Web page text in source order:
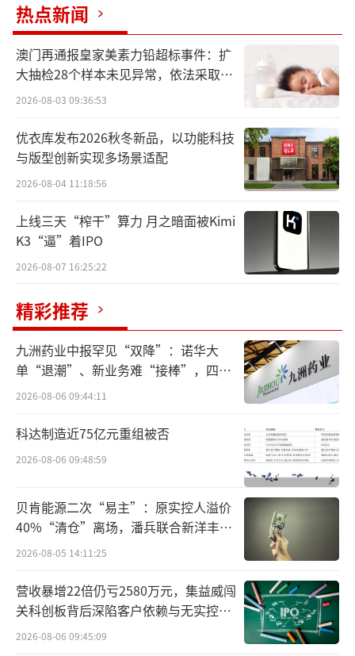
搭上无人驾驶快车，
0%
早在1992年即登陆A股的沪上老字号公司
大众交通，自2014年7月至2015年6月的大牛市
后，一度无过多出彩表现。
不过，从7月5日开始，大众交通二级市场
股价由2.76元一路“飙涨”。截至7月30日，公
司报收10.2元，短短18个交易日内实现270%的
涨幅，总市值回升至241.1亿元。
则《股票交易风险提示公告》、5则《股票交易
异常波动的公告》、2则《股票交易严重异常波
动的公告》，这均未能“阻止”股价上涨。
那么，为何大众交通股价会产生如此异
动？资料显示，大众交通麾下拥有网约车平
台“大众出行”，公司同样系上海首家获网约
车平台资质的企业。基于此，公司一定程度上
受益于近期火热的智能网约车概念。
据悉，近期多组有关智能网约车的消息轮
番发酵。先是在7月初，百度旗下“萝卜快
跑”无人驾驶网约车被曝在武汉地区接单量大
增；单车日均订单量超20单，单车日均行驶里
程约为300公里。
热点新闻
澳门再通报皇家美素力铅超标事件：扩
大抽检28个样本未见异常，依法采取预
防性下架
2026-08-03 09:36:53
优衣库发布2026秋冬新品，以功能科技
与版型创新实现多场景适配
2026-08-04 11:18:56
上线三天“榨干”算力 月之暗面被Kimi
K3“逼”着IPO
2026-08-07 16:25:22
精彩推荐
九洲药业中报罕见“双降”：诺华大
单“退潮”、新业务难“接棒”，四大
难关待闯
2026-08-06 09:44:11
科达制造近75亿元重组被否
2026-08-06 09:48:59
贝肯能源二次“易主”：原实控人溢价
40%“清仓”离场，潘兵联合新洋丰、
宏科百世拟入主
2026-08-05 14:11:25
营收暴增22倍仍亏2580万元，集益威闯
关科创板背后深陷客户依赖与无实控人
困局
2026-08-06 09:45:09